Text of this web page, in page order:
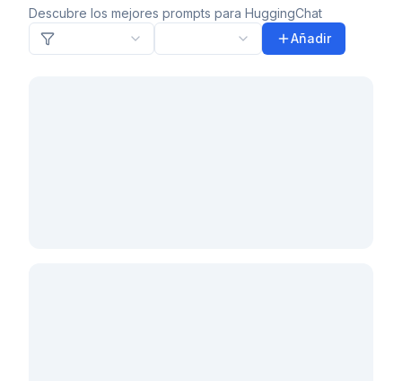
Descubre los mejores prompts para HuggingChat
Añadir